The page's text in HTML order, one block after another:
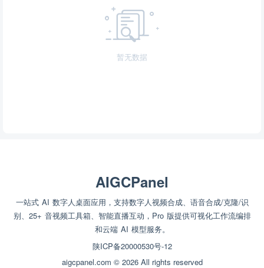
暂无数据
AIGCPanel
一站式 AI 数字人桌面应用，支持数字人视频合成、语音合成/克隆/识
别、25+ 音视频工具箱、智能直播互动，Pro 版提供可视化工作流编排
和云端 AI 模型服务。
陕ICP备20000530号-12
aigcpanel.com © 2026 All rights reserved